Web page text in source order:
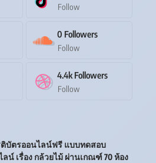
Follow
0 Followers
Follow
4.4k Followers
Follow
ติบัตรออนไลน์ฟรี แบบทดสอบ
ลน์ เรื่อง กล้วยไม้ ผ่านเกณฑ์ 70 ห้อง